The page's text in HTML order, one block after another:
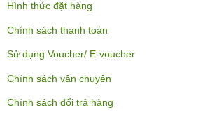
Hình thức đặt hàng
Chính sách thanh toán
Sử dụng Voucher/ E-voucher
Chính sách vận chuyên
Chính sách đổi trả hàng